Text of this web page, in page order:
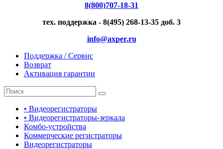
8(800)707-18-31
тех. поддержка - 8(495) 268-13-35 доб. 3
info@axper.ru
Поддержка / Сервис
Возврат
Активация гарантии
• Видеорегистраторы
• Видеорегистраторы-зеркала
Комбо-устройства
Коммерческие регистраторы
Видеорегистраторы